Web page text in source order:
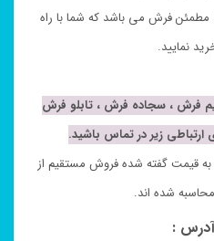
فرش می باشد که شما با راه
نمایید.
فرش ، سجاده فرش ، تابلو فرش
ارتباطی زیر در تماس باشید.
قیمت گفته شده فروش مستقیم از
شده اند.
آدرس :